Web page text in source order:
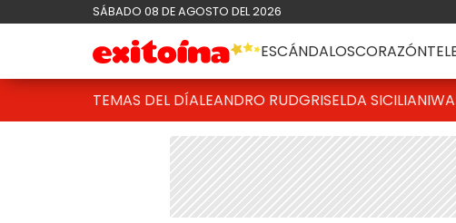
SÁBADO 08 DE AGOSTO DEL 2026
ESCÁNDALOSCORAZÓN
TEMAS DEL DÍALEANDRO RUDGRISELDA SICILIANI